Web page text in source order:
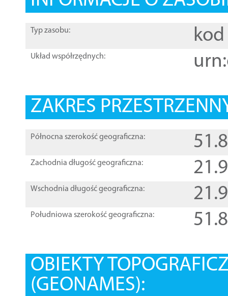
Typ zasobu: kod
Układ współrzędnych:
ZAKRES
Północna szerokość geograficzna:
Zachodnia długość geograficzna:
Wschodnia długość geograficzna:
Południowa szerokość geograficzna:
OBIEKTY
(GEONAMES):